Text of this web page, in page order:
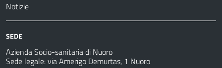
Notizie
SEDE
Azienda Socio-sanitaria di Nuoro
Sede legale: via Amerigo Demurtas, 1 Nuoro